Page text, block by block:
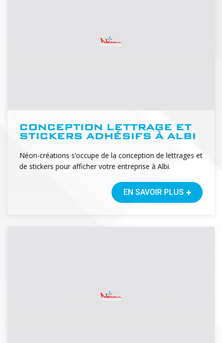
CONCEPTION LETTRAGE ET
STICKERS ADHÉSIFS À ALBI
Néon-créations s’occupe de la conception de lettrages et
de stickers pour afficher votre entreprise à Albi.
EN SAVOIR PLUS